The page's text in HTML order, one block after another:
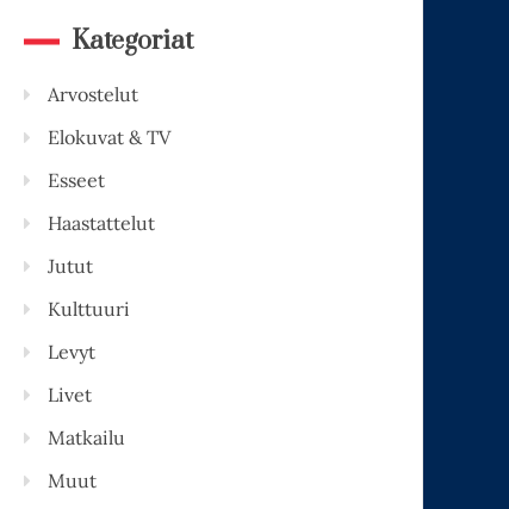
Kategoriat
Arvostelut
Elokuvat & TV
Esseet
Haastattelut
Jutut
Kulttuuri
Levyt
Livet
Matkailu
Muut